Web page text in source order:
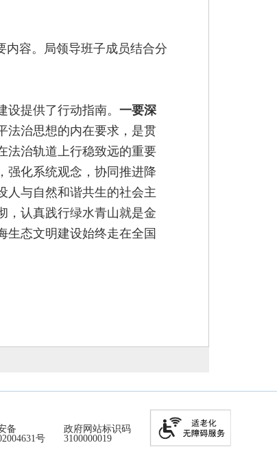
内容。局领导班子成员结合分
提供了行动指南。 一要深
法治思想的内在要求，是贯
法治轨道上行稳致远的重要
强化系统观念，协同推进降
人与自然和谐共生的社会主
，认真践行绿水青山就是金
生态文明建设始终走在全国
政府网站标识码
3100000019
备
号